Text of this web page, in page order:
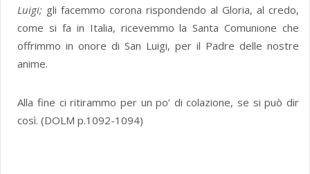
Luigi; gli facemmo corona rispondendo al Gloria, al credo,
come si fa in Italia, ricevemmo la Santa Comunione che
offrimmo in onore di San Luigi, per il Padre delle nostre
anime.
Alla fine ci ritirammo per un po’ di colazione, se si può dir
così. (DOLM p.1092-1094)